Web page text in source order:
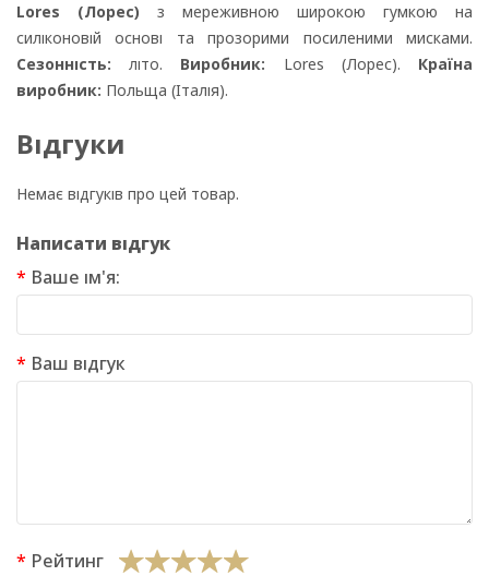
Lores (Лорес) з мереживною широкою гумкою на
силіконовій основі та прозорими посиленими мисками.
Сезонність:літо. Виробник: Lores (Лорес). Країна
виробник: Польща (Італія).
Відгуки
Немає відгуків про цей товар.
Написати відгук
Ваше ім'я:
Ваш відгук
Рейтинг